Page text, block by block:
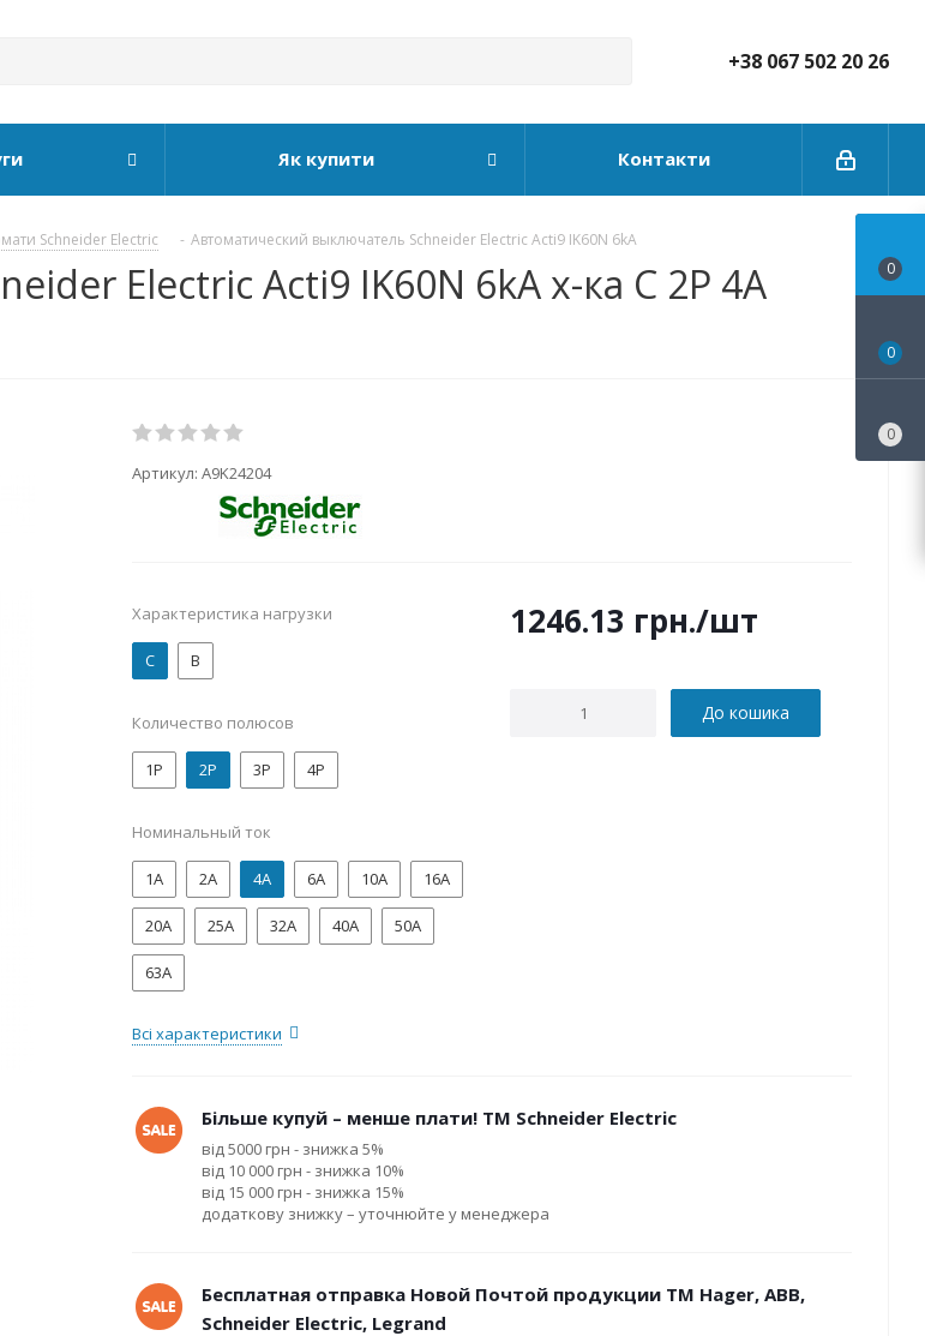
+38 067 502 20 26
Як купити Контакти
Schneider Electric - Автоматический выключатель Schneider Electric Acti9 IK60N 6kA
Electric Acti9 IK60N 6kA х-ка C 2P 4А
Артикул: A9K24204
Характеристика нагрузки
C B
Количество полюсов
1P 2P 3P 4P
Номинальный ток
1А 2А 4А 6А 10А 16А
20А 25А 32А 40А 50А
63А
Всі характеристики
1246.13 грн./шт
До кошика
Більше купуй – менше плати! ТМ Schneider Electric
від 5000 грн - знижка 5%
від 10 000 грн - знижка 10%
від 15 000 грн - знижка 15%
додаткову знижку – уточнюйте у менеджера
Бесплатная отправка Новой Почтой продукции ТМ Hager, ABB,
Schneider Electric, Legrand
0
0
0